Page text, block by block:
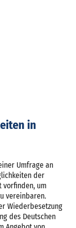
in
Umfrage an
der
vorfinden, um
vereinbaren.
Wiederbesetzung
des Deutschen